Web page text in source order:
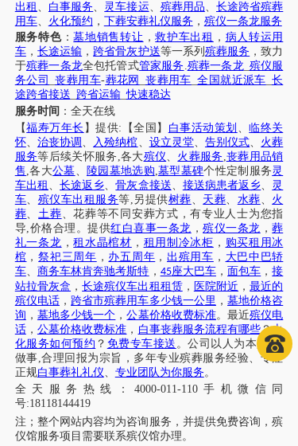
出租 、 白事服务、 灵车接运、 殡葬用品、 长途跨省殡葬
用车、 火化预约 ， 下葬安葬礼仪服务 ， 殡仪一条龙服务
服务特色：墓地销售转让 ，救护车出租 ， 病人转运用
车， 长途运输 ，跨省骨灰护送等一系列 殡葬服务 ，致力
于殡葬一条龙全包托管式管家服务 .殡葬一条龙_ 殡仪服
务公司
_丧葬用车-葬花网 丧葬用车 全国就近派车 长
途跨省接送 跨省运输_快速稳达
服务时间 ：全天在线
【福寿万年长 】提供:【全国】 白事活动策划 、临终关
怀、 治丧协调 、 入殓纳棺、 设立灵堂、 告别仪式、 火葬
服务等后续关怀服务 ,各大殡仪、 火葬服务 ,丧葬用品销
售,各大公墓、 陵园墓地选购,墓型墓碑个性定制服务 灵
车出租 、长途返乡、骨灰盒接送、 接送病患者返乡、
灵
车、 殡仪车出租服务等,另提供树葬、 天葬、 水葬、 火
葬、土葬、花葬等不同安葬方式，有专业人士为您指
导,价格合理。提供红白喜事一条龙 ，殡仪一条龙 ，葬
礼一条龙 ，租水晶棺材 ， 租用制冷冰柜 ， 购买租用冰
棺 ，祭祀三周年 ， 办五周年 ， 出殡用车 ， 大巴中巴轿
车、 商务车林肯奔驰考斯特 ， 45座大巴车， 面包车 ，接
站拉骨灰盒 ，长途殡仪车出租租赁， 医院附近 ，最近的
殡仪电话 ，跨省市殡葬用车多少钱一公里 ，墓地价格咨
询 ， 墓地多少钱一个 ，公墓价格收费标准。最近殡仪电
话， 公墓价格收费标准 ， 白事丧葬服务流程有哪些？火
化服务如何预约 ？ 免费专车接送 。公司以人为本,真诚
做事,合理回报为宗旨，多年专业殡葬服务经验、专注
正规白事葬礼礼仪、 专业团队为你服务。
全天服务热线
： 4000-011-110手机微信同
号:18118144419
注； 整个网站内容均为咨询服务，并提供免费咨询，殡
仪馆服务项目需要联系殡仪馆办理。